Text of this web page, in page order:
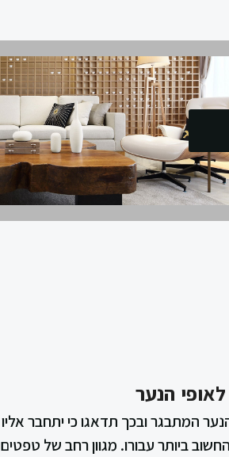
הנער
המתבגר ובכך תדאגו כי יתחבר אליו
החשוב ביותר עבורו. מגוון רחב של טפטים